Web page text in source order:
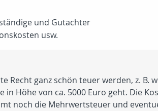
und Gutachter
usw.
Recht ganz schön teuer werden, z.
in Höhe von ca. 5000 Euro geht. Die
noch die Mehrwertsteuer und